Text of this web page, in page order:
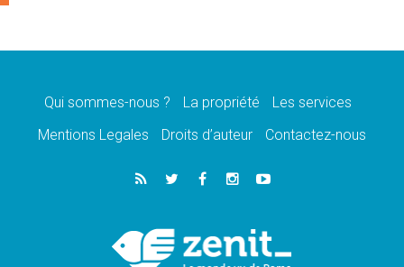
08.08.2026
08.08.2026
catholiques
Au Bangladesh, l'Église accompagne les
Dalits sur le chemin de la dignité
Philippines: le vicariat apostolique de
Calapan devient un diocèse
Qui sommes-nous ? La propriété
Les services
Mentions Legales
Droits d’auteur Contactez-nous